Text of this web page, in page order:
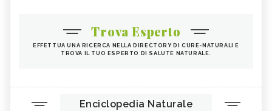
Trova Esperto
EFFETTUA UNA RICERCA NELLA DIRECTORY DI CURE-NATURALI E
TROVA IL TUO ESPERTO DI SALUTE NATURALE.
Enciclopedia Naturale